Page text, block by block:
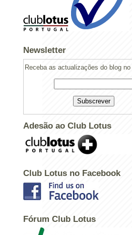
Newsletter
Receba as actualizações do blog
Adesão ao Club Lotus
Club Lotus no Facebook
Fórum Club Lotus